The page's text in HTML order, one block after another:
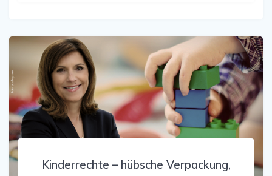
Kinderrechte – hübsche Verpackung,